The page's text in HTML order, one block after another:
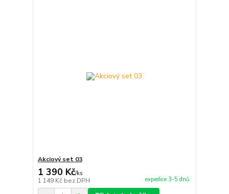
Akciový set 03
1 390 Kč/ks
1 149 Kč bez DPH expedice 3-5 dnů